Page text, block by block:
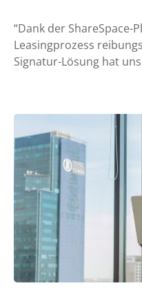
“Dank der
Leasingprozess
Signatur-Lösung hat